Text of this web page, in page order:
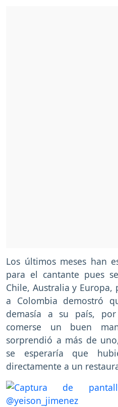
Los últimos meses han
para el cantante pues
Chile, Australia y
a Colombia demostró
demasía a su país,
comerse un buen
sorprendió a más de
se esperaría que
directamente a un